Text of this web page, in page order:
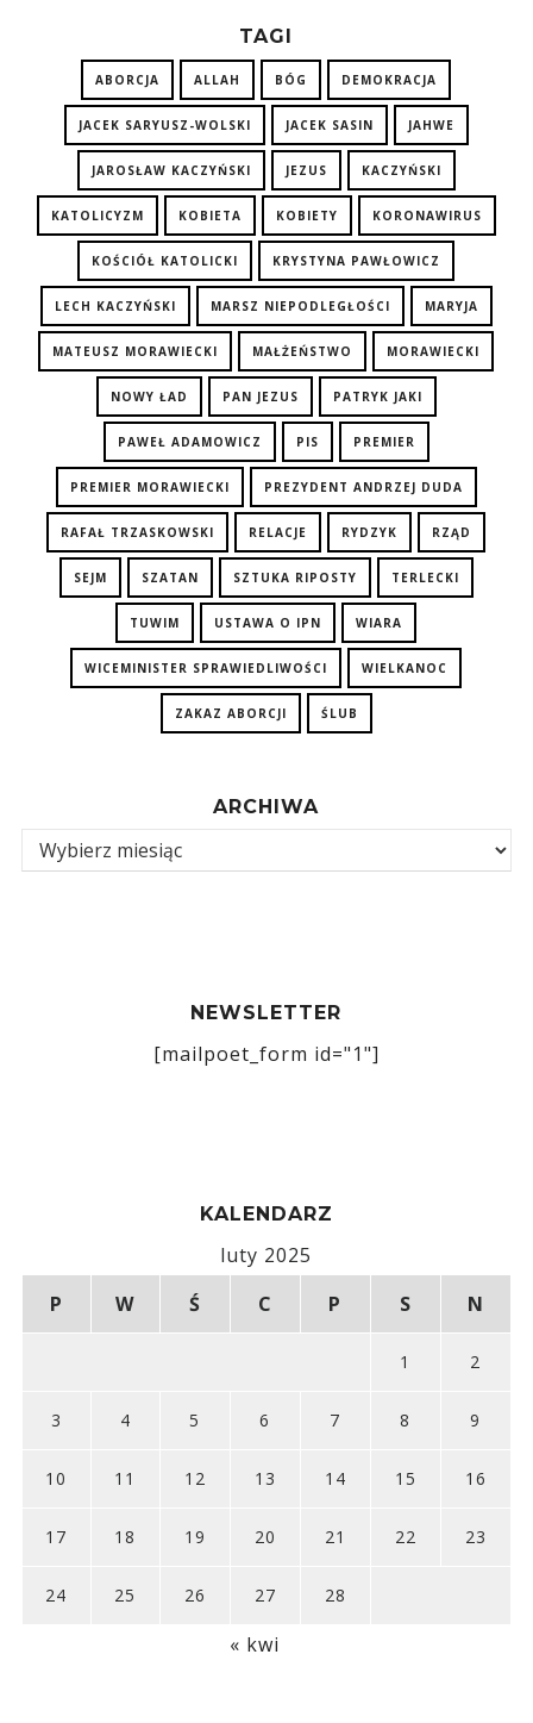
TAGI
ABORCJA ALLAH BÓG DEMOKRACJA
JACEK SARYUSZ-WOLSKI JACEK SASIN JAHWE
JAROSŁAW KACZYŃSKI JEZUS KACZYŃSKI
KATOLICYZM KOBIETA KOBIETY KORONAWIRUS
KOŚCIÓŁ KATOLICKI KRYSTYNA PAWŁOWICZ
LECH KACZYŃSKI MARSZ NIEPODLEGŁOŚCI MARYJA
MATEUSZ MORAWIECKI MAŁŻEŃSTWO MORAWIECKI
NOWY ŁAD PAN JEZUS PATRYK JAKI
PAWEŁ ADAMOWICZ PIS PREMIER
PREMIER MORAWIECKI PREZYDENT ANDRZEJ DUDA
RAFAŁ TRZASKOWSKI RELACJE RYDZYK RZĄD
SEJM SZATAN SZTUKA RIPOSTY TERLECKI
TUWIM USTAWA O IPN WIARA
WICEMINISTER SPRAWIEDLIWOŚCI WIELKANOC
ZAKAZ ABORCJI ŚLUB
ARCHIWA
NEWSLETTER
[mailpoet_form id="1"]
KALENDARZ
luty 2025
P
W Ś C P S N
1 2
3 4 5 6 7 8 9
10 11 12 13 14 15 16
17 18 19 20 21 22 23
24 25 26 27 28
« kwi